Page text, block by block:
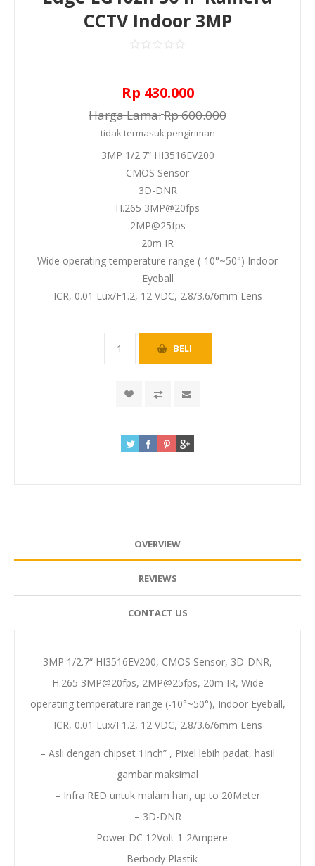
CCTV Indoor 3MP
Rp 430.000
Harga Lama:Rp 600.000
tidak termasuk pengiriman
3MP 1/2.7“ HI3516EV200
CMOS Sensor
3D-DNR
H.265 3MP@20fps
2MP@25fps
20m IR
Wide operating temperature range (-10°~50°) Indoor
Eyeball
ICR, 0.01 Lux/F1.2, 12 VDC, 2.8/3.6/6mm Lens
OVERVIEW
REVIEWS
CONTACT US
3MP 1/2.7“ HI3516EV200, CMOS Sensor, 3D-DNR,
H.265 3MP@20fps, 2MP@25fps, 20m IR, Wide
operating temperature range (-10°~50°), Indoor Eyeball,
ICR, 0.01 Lux/F1.2, 12 VDC, 2.8/3.6/6mm Lens
– Asli dengan chipset 1Inch” , Pixel lebih padat, hasil
gambar maksimal
– Infra RED untuk malam hari, up to 20Meter
– 3D-DNR
– Power DC 12Volt 1-2Ampere
– Berbody Plastik